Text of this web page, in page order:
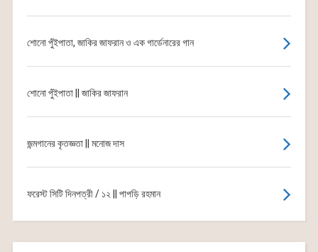
শোনো পুঁইপাতা, জাকির জাফরান ও এক গার্ডেনারের গান
শোনো পুঁইপাতা || জাকির জাফরান
জন্মগানের কৃতজ্ঞতা || মনোজ দাস
ফরেস্ট সিটি দিনপত্রী / ১২ || পাপড়ি রহমান